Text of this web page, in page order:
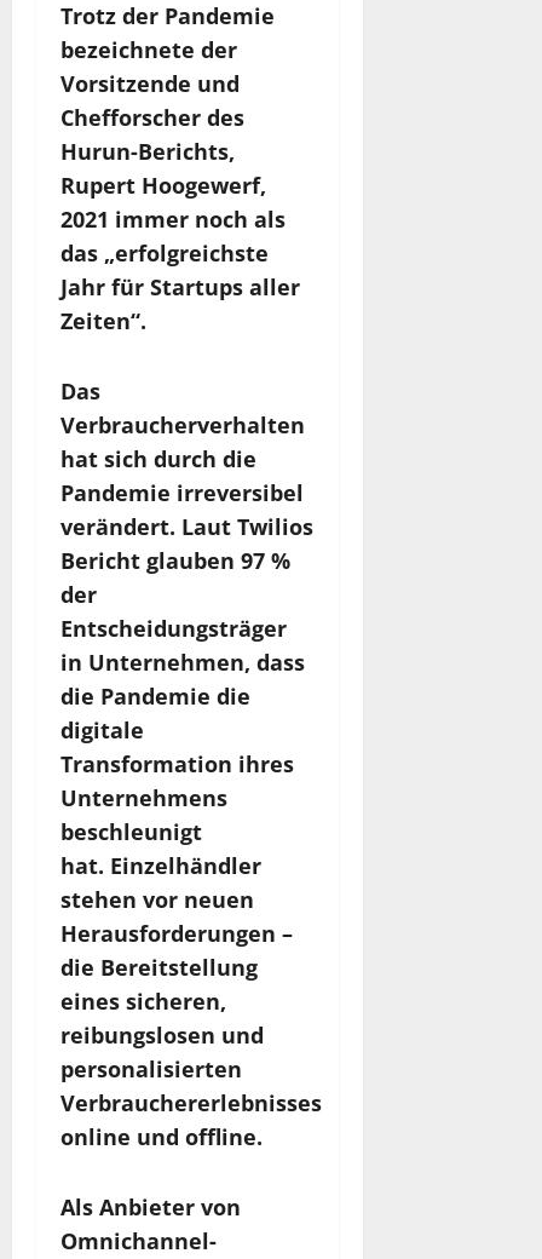
Trotz der Pandemie
bezeichnete der
Vorsitzende und
Chefforscher des
Hurun-Berichts,
Rupert Hoogewerf,
2021 immer noch als
das „erfolgreichste
Jahr für Startups aller
Zeiten“.
Das
Verbraucherverhalten
hat sich durch die
Pandemie irreversibel
verändert. Laut Twilios
Bericht glauben 97 %
der
Entscheidungsträger
in Unternehmen, dass
die Pandemie die
digitale
Transformation ihres
Unternehmens
beschleunigt
hat. Einzelhändler
stehen vor neuen
Herausforderungen –
die Bereitstellung
eines sicheren,
reibungslosen und
personalisierten
Verbrauchererlebnisses
online und offline.
Als Anbieter von
Omnichannel-